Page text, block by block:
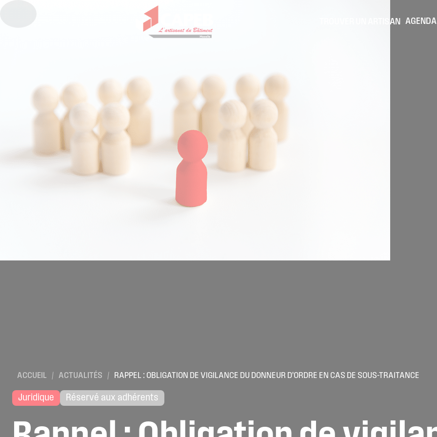
TROUVER UN ARTISAN AGENDA
ACCUEIL / ACTUALITÉS / RAPPEL : OBLIGATION DE VIGILANCE DU DONNEUR D’ORDRE EN CAS DE SOUS-TRAITANCE
Juridique Réservé aux adhérents